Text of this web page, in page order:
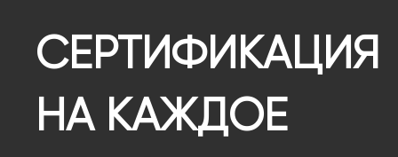
СЕРТИФИКАЦИЯ
НА КАЖДОЕ